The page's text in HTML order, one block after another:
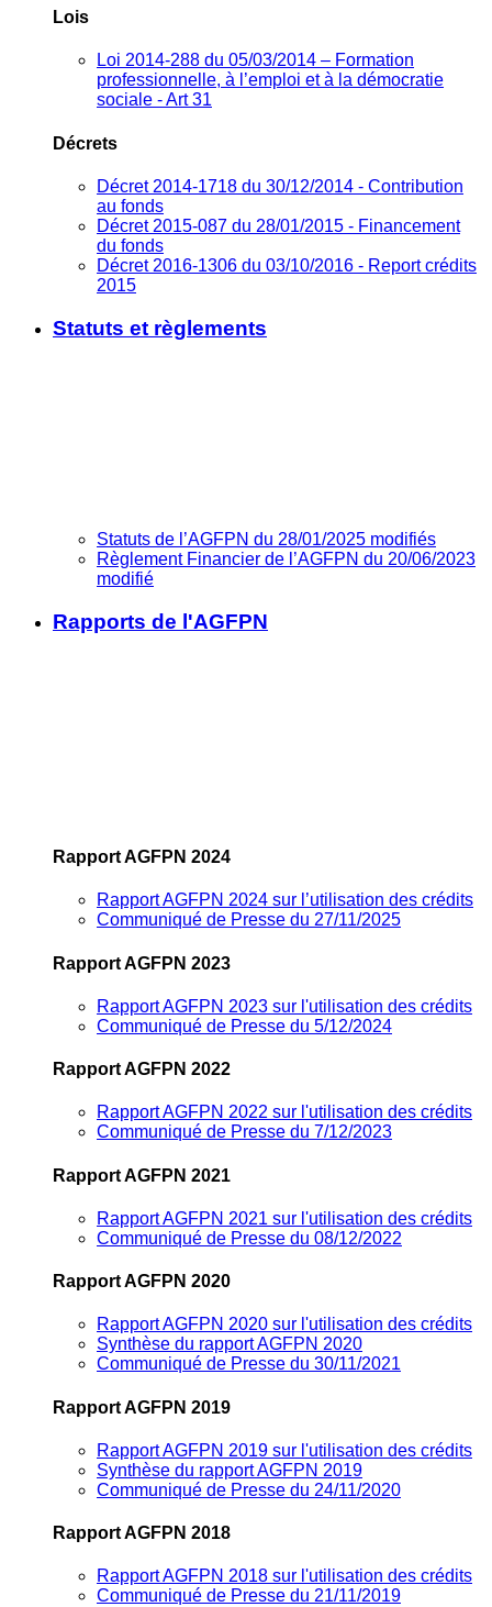
Lois
Loi 2014-288 du 05/03/2014 – Formation
professionnelle, à l’emploi et à la démocratie
sociale - Art 31
Décrets
Décret 2014-1718 du 30/12/2014 - Contribution
au fonds
Décret 2015-087 du 28/01/2015 - Financement
du fonds
Décret 2016-1306 du 03/10/2016 - Report crédits
2015
Statuts et règlements
Statuts de l’AGFPN du 28/01/2025 modifiés
Règlement Financier de l’AGFPN du 20/06/2023
modifié
Rapports de l'AGFPN
Rapport AGFPN 2024
Rapport AGFPN 2024 sur l’utilisation des crédits
Communiqué de Presse du 27/11/2025
Rapport AGFPN 2023
Rapport AGFPN 2023 sur l'utilisation des crédits
Communiqué de Presse du 5/12/2024
Rapport AGFPN 2022
Rapport AGFPN 2022 sur l'utilisation des crédits
Communiqué de Presse du 7/12/2023
Rapport AGFPN 2021
Rapport AGFPN 2021 sur l'utilisation des crédits
Communiqué de Presse du 08/12/2022
Rapport AGFPN 2020
Rapport AGFPN 2020 sur l'utilisation des crédits
Synthèse du rapport AGFPN 2020
Communiqué de Presse du 30/11/2021
Rapport AGFPN 2019
Rapport AGFPN 2019 sur l'utilisation des crédits
Synthèse du rapport AGFPN 2019
Communiqué de Presse du 24/11/2020
Rapport AGFPN 2018
Rapport AGFPN 2018 sur l'utilisation des crédits
Communiqué de Presse du 21/11/2019